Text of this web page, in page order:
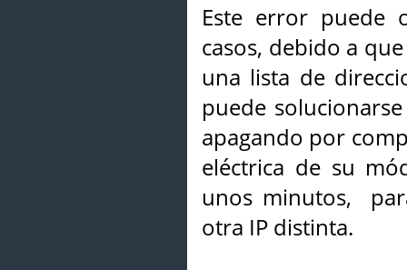
Este error puede
casos, debido a
una lista de
puede
apagando por
eléctrica de su
unos minutos,
otra IP distinta.